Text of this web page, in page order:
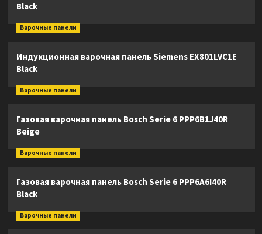
Black
Варочные панели
Индукционная варочная панель Siemens EX801LVC1E
Black
Варочные панели
Газовая варочная панель Bosch Serie 6 PPP6B1J40R
Beige
Варочные панели
Газовая варочная панель Bosch Serie 6 PPP6A6I40R
Black
Варочные панели